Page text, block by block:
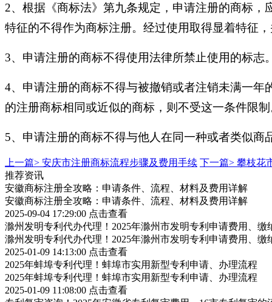
2、根据《商标法》第九条规定，申请注册的商标
特征的不得作为商标注册。经过使用取得显着特征
3、申请注册的商标不得使用法律所禁止使用的标志
4、申请注册的商标不得与被撤销或者注销未满一
的注册商标相同或近似的商标，则不受这一条件限
5、申请注册的商标不得与他人在同一种或者类似
上一篇> 安庆市注册商标流程步骤及费用手续 下一篇> 攀枝花
推荐资讯
安徽商标注册全攻略：申请条件、流程、材料及费用详解
安徽商标注册全攻略：申请条件、流程、材料及费用详解
2025-09-04 17:29:00 点击查看
滁州发明专利代办代理！2025年滁州市发明专利申请费用、缴
滁州发明专利代办代理！2025年滁州市发明专利申请费用、缴
2025-01-09 14:13:00 点击查看
2025年蚌埠专利代理！蚌埠市实用新型专利申请、办理流程
2025年蚌埠专利代理！蚌埠市实用新型专利申请、办理流程
2025-01-09 11:08:00 点击查看